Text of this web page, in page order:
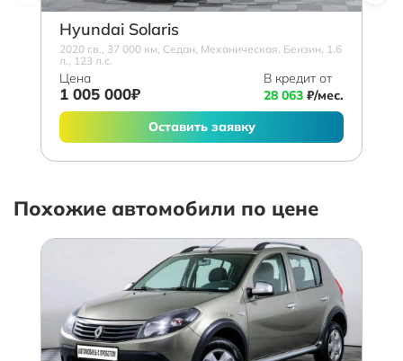
Hyundai Solaris
2020 г.в., 37 000 км, Седан, Механическая, Бензин, 1.6
л., 123 л.с.
Цена
1 005 000₽
В кредит от
28 063 ₽/мес.
Оставить заявку
Похожие автомобили по цене